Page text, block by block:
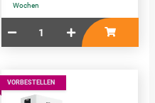
Wochen
VORBESTELLEN